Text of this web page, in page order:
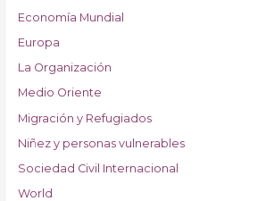
Economía Mundial
Europa
La Organización
Medio Oriente
Migración y Refugiados
Niñez y personas vulnerables
Sociedad Civil Internacional
World